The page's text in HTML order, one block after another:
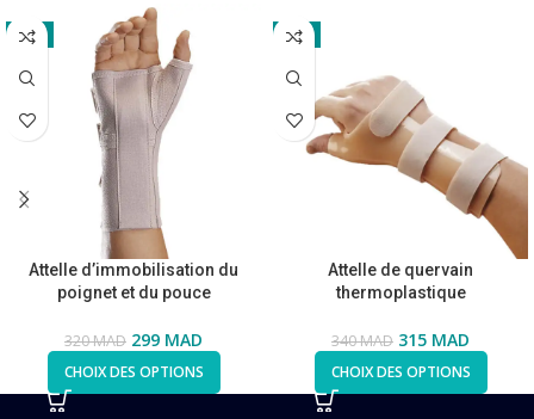
-7%
Attelle d’immobilisation du
poignet et du pouce
320MAD 299 MAD
CHOIX DES OPTIONS
-7%
Attelle de quervain
thermoplastique
340MAD 315 MAD
CHOIX DES OPTIONS